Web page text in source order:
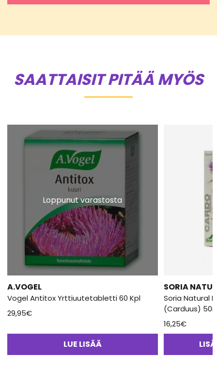
SAATTAISIT PITÄÄ MYÖS
Loppunut varastosta
A.VOGEL
Vogel Antitox Yrttiuutetabletti 60 Kpl
29,95€
LUE LISÄÄ
SORIA
Soria Natural
(Carduus)
16,25€